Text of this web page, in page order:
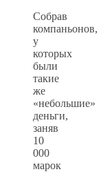
Собрав
компаньонов,
у
которых
были
такие
же
«небольшие»
деньги,
заняв
10
000
марок